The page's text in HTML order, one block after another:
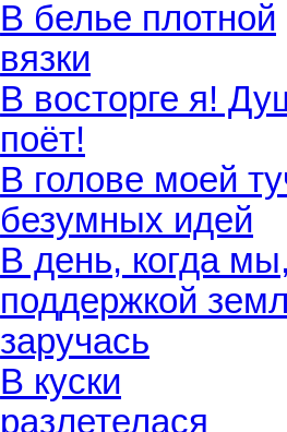
В белье плотной
вязки
В восторге я!
поёт!
В голове моей
безумных идей
В день, когда
поддержкой
заручась
В куски
разлетелася